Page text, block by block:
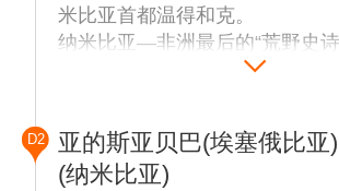
米比亚首都温得和克。
纳米比亚—非洲最后的“荒野史
这里是被《孤独星球》誉为“地
地，用苏丝斯黎的红沙宇宙、
想曲、辛巴部落的人类简史、骷
D2
亚的斯亚贝巴(埃塞俄比
(纳米比亚)